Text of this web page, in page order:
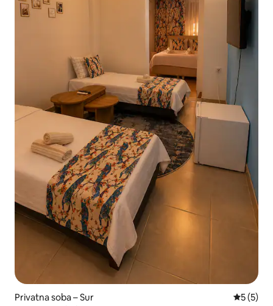
Privatna soba – Sur
5 (5)